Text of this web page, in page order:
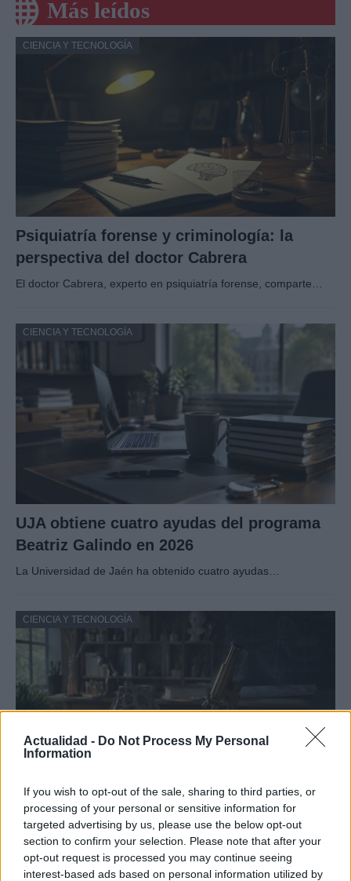
Actualidad - Do Not Process My Personal
Information
If you wish to opt-out of the sale, sharing to third parties, or
processing of your personal or sensitive information for
targeted advertising by us, please use the below opt-out
section to confirm your selection. Please note that after your
opt-out request is processed you may continue seeing
interest-based ads based on personal information utilized by
Más leídos
CIENCIA Y TECNOLOGÍA
Psiquiatría forense y criminología: la
perspectiva del doctor Cabrera
El doctor Cabrera, experto en psiquiatría forense, comparte…
CIENCIA Y TECNOLOGÍA
UJA obtiene cuatro ayudas del programa
Beatriz Galindo en 2026
La Universidad de Jaén ha obtenido cuatro ayudas…
CIENCIA Y TECNOLOGÍA
Guía para definir intereses y
competencias en carreras STEAM
Identifica tus intereses y competencias en datos, IA,…